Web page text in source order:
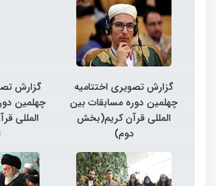
گزارش تصویری اختتامیه
چهلمین دوره مسابقات بین
المللی قرآن کریم(بخش
دوم)
گزارش
چهلمین
المللی